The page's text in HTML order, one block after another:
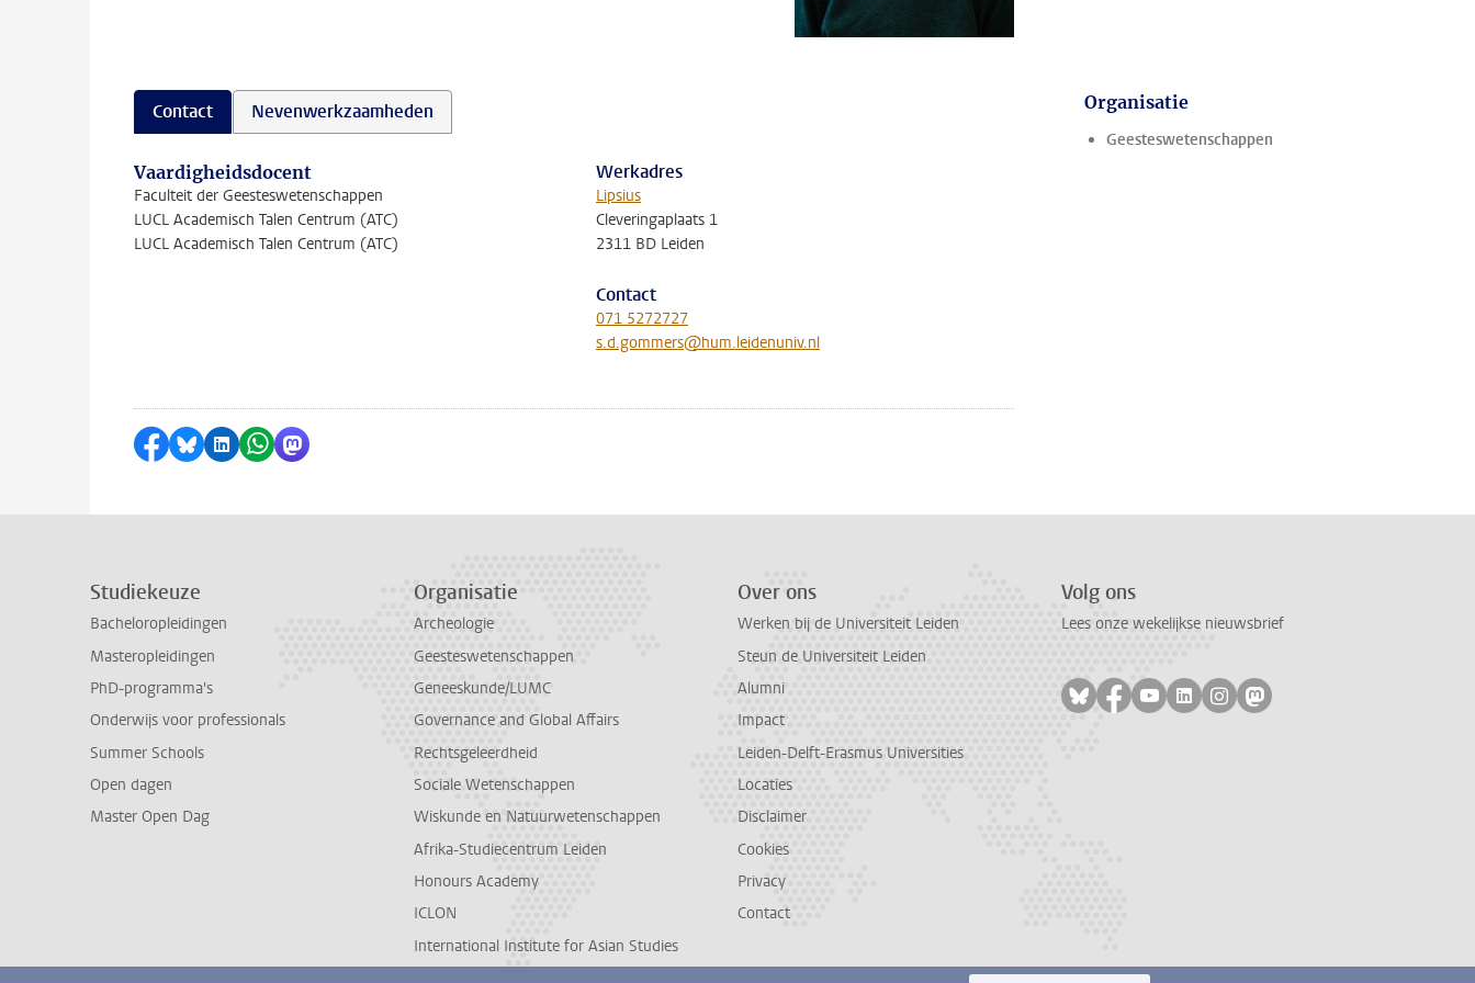
Contact Nevenwerkzaamheden
Vaardigheidsdocent
Faculteit der Geesteswetenschappen
LUCL Academisch Talen Centrum (ATC)
LUCL Academisch Talen Centrum (ATC)
Werkadres
Lipsius
Cleveringaplaats 1
2311 BD Leiden
Contact
071 5272727
s.d.gommers@hum.leidenuniv.nl
Delen op Facebook
Delen via Bluesky
Delen op LinkedIn
Delen via WhatsApp
Delen via Mastodon
Organisatie
Geesteswetenschappen
Studiekeuze
Bacheloropleidingen
Masteropleidingen
PhD-programma's
Onderwijs voor professionals
Summer Schools
Open dagen
Master Open Dag
Organisatie
Archeologie
Geesteswetenschappen
Geneeskunde/LUMC
Governance and Global Affairs
Rechtsgeleerdheid
Sociale Wetenschappen
Wiskunde en Natuurwetenschappen
Afrika-Studiecentrum Leiden
Honours Academy
ICLON
International Institute for Asian Studies
Over ons
Werken bij de Universiteit Leiden
Steun de Universiteit Leiden
Alumni
Impact
Leiden-Delft-Erasmus Universities
Locaties
Disclaimer
Cookies
Privacy
Contact
Volg ons
Lees onze wekelijkse nieuwsbrief
Volg ons op bluesky
Volg ons op facebook
Volg ons op youtube
Volg ons op linkedin
Volg ons op instagram
Volg ons op mastodon